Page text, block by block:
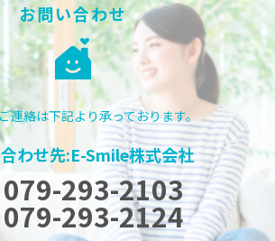
お問い合わせ
連絡は下記より承っております。
わせ先:E-Smile株式会社
079-293-2103
079-293-2124